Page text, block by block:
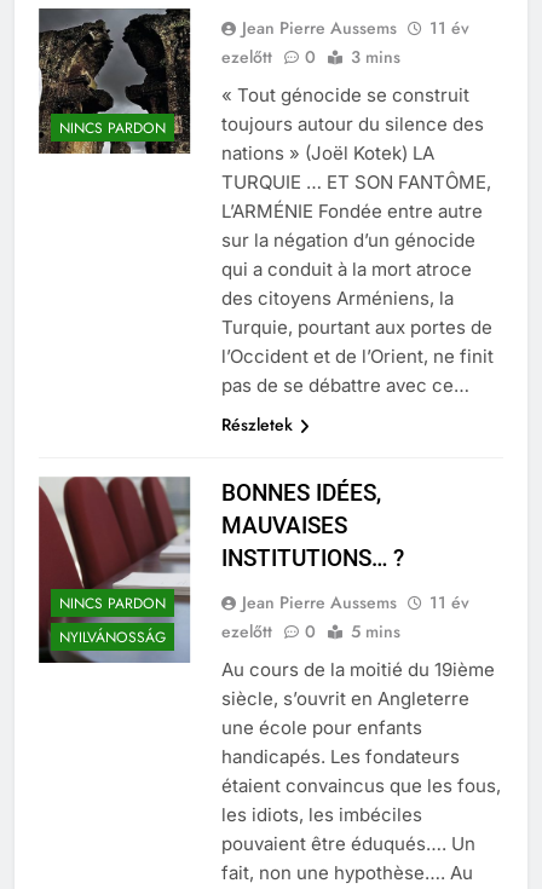
NINCS PARDON
Jean Pierre Aussems
11 év
ezelőtt
0 3 mins
« Tout génocide se construit
toujours autour du silence des
nations » (Joël Kotek) LA
TURQUIE … ET SON FANTÔME,
L’ARMÉNIE Fondée entre autre
sur la négation d’un génocide
qui a conduit à la mort atroce
des citoyens Arméniens, la
Turquie, pourtant aux portes de
l’Occident et de l’Orient, ne finit
pas de se débattre avec ce…
Részletek
NINCS PARDON
NYILVÁNOSSÁG
BONNES IDÉES,
MAUVAISES
INSTITUTIONS… ?
Jean Pierre Aussems
11 év
ezelőtt
0 5 mins
Au cours de la moitié du 19ième
siècle, s’ouvrit en Angleterre
une école pour enfants
handicapés. Les fondateurs
étaient convaincus que les fous,
les idiots, les imbéciles
pouvaient être éduqués…. Un
fait, non une hypothèse…. Au